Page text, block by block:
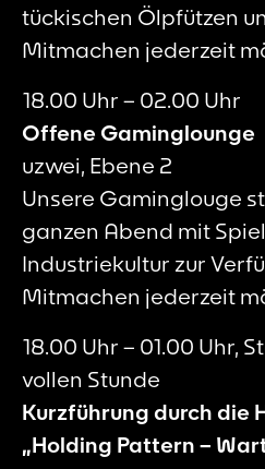
tückischen Ölpfützen
Mitmachen jederzeit
18.00 Uhr – 02.00 Uhr
Offene Gaminglounge
uzwei, Ebene 2
Unsere Gaminglouge
ganzen Abend mit
Industriekultur zur
Mitmachen jederzeit
18.00 Uhr – 01.00 Uhr,
vollen Stunde
Kurzführung durch die
„Holding Pattern –